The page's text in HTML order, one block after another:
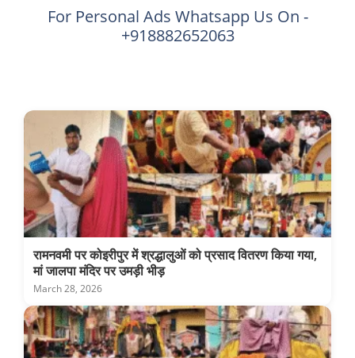
For Personal Ads Whatsapp Us On -
+918882652063
रामनवमी पर कोइरीपुर में श्रद्धालुओं को प्रसाद वितरण किया गया,
मां जालपा मंदिर पर उमड़ी भीड़
March 28, 2026